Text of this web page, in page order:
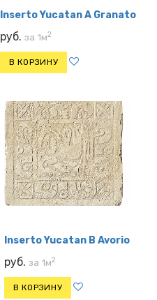
Inserto Yucatan A Granato
руб. за 1м2
В КОРЗИНУ
Inserto Yucatan B Avorio
руб. за 1м2
В КОРЗИНУ